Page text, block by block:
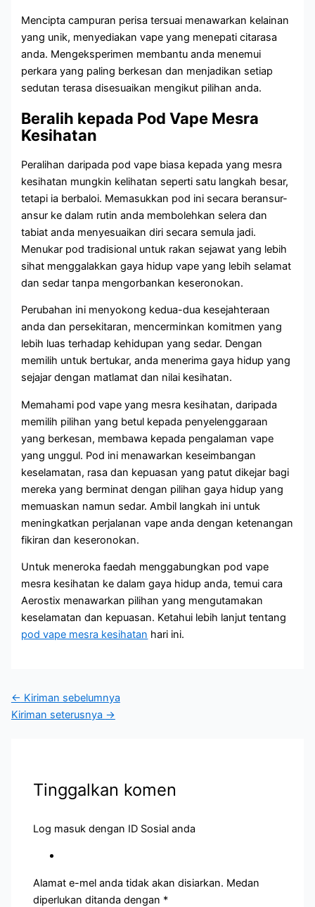
Mencipta campuran perisa tersuai menawarkan kelainan
yang unik, menyediakan vape yang menepati citarasa
anda. Mengeksperimen membantu anda menemui
perkara yang paling berkesan dan menjadikan setiap
sedutan terasa disesuaikan mengikut pilihan anda.
Beralih kepada Pod Vape Mesra
Kesihatan
Peralihan daripada pod vape biasa kepada yang mesra
kesihatan mungkin kelihatan seperti satu langkah besar,
tetapi ia berbaloi. Memasukkan pod ini secara beransur-
ansur ke dalam rutin anda membolehkan selera dan
tabiat anda menyesuaikan diri secara semula jadi.
Menukar pod tradisional untuk rakan sejawat yang lebih
sihat menggalakkan gaya hidup vape yang lebih selamat
dan sedar tanpa mengorbankan keseronokan.
Perubahan ini menyokong kedua-dua kesejahteraan
anda dan persekitaran, mencerminkan komitmen yang
lebih luas terhadap kehidupan yang sedar. Dengan
memilih untuk bertukar, anda menerima gaya hidup yang
sejajar dengan matlamat dan nilai kesihatan.
Memahami pod vape yang mesra kesihatan, daripada
memilih pilihan yang betul kepada penyelenggaraan
yang berkesan, membawa kepada pengalaman vape
yang unggul. Pod ini menawarkan keseimbangan
keselamatan, rasa dan kepuasan yang patut dikejar bagi
mereka yang berminat dengan pilihan gaya hidup yang
memuaskan namun sedar. Ambil langkah ini untuk
meningkatkan perjalanan vape anda dengan ketenangan
fikiran dan keseronokan.
Untuk meneroka faedah menggabungkan pod vape
mesra kesihatan ke dalam gaya hidup anda, temui cara
Aerostix menawarkan pilihan yang mengutamakan
keselamatan dan kepuasan. Ketahui lebih lanjut tentang
pod vape mesra kesihatan hari ini.
← Kiriman sebelumnya
Kiriman seterusnya →
Tinggalkan komen
Log masuk dengan ID Sosial anda
Alamat e-mel anda tidak akan disiarkan. Medan
diperlukan ditanda dengan *